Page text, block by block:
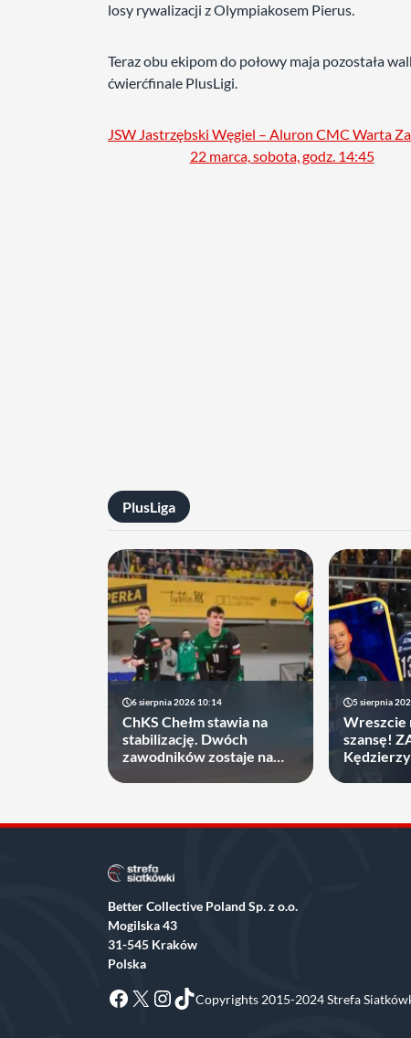
losy rywalizacji z Olympiakosem Pierus.
Teraz obu ekipom do połowy maja pozostała
ćwierćfinale PlusLigi.
JSW Jastrzębski Węgiel – Aluron CMC Warta
22 marca, sobota, godz. 14:45
PlusLiga
6 sierpnia 2026 10:14
ChKS Chełm stawia na
stabilizację. Dwóch
zawodników zostaje na
5 sierpnia
Wreszcie
szansę!
Better Collective Poland Sp. z o.o.
Mogilska 43
31-545 Kraków
Polska
Facebook
X Instagram
TikTok
Copyrights 2015-2024 Strefa